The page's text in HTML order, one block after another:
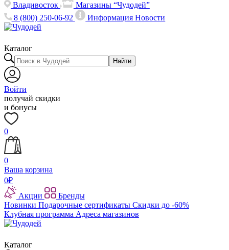
Владивосток
Магазины “Чудодей”
8 (800) 250-06-92
ИнформацияНовости
Каталог
Найти
Войти
получай скидки
и бонусы
0
0
Ваша корзина
0₽
Акции
Бренды
Новинки Подарочные сертификаты Скидки до -60%
Клубная программа Адреса магазинов
Каталог